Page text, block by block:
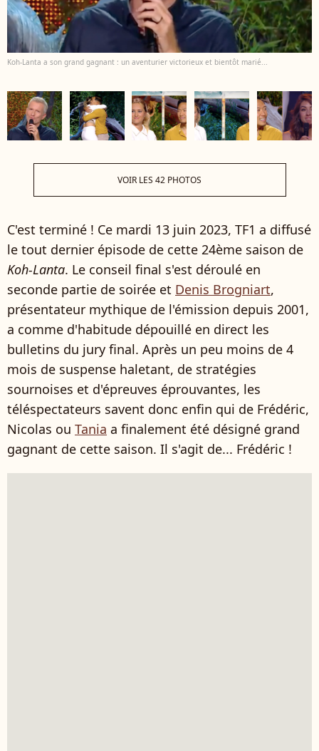
Koh-Lanta a son grand gagnant : un aventurier victorieux et bientôt marié...
VOIR LES 42 PHOTOS
C'est terminé ! Ce mardi 13 juin 2023, TF1 a diffusé
le tout dernier épisode de cette 24ème saison de
Koh-Lanta. Le conseil final s'est déroulé en
seconde partie de soirée et Denis Brogniart,
présentateur mythique de l'émission depuis 2001,
a comme d'habitude dépouillé en direct les
bulletins du jury final. Après un peu moins de 4
mois de suspense haletant, de stratégies
sournoises et d'épreuves éprouvantes, les
téléspectateurs savent donc enfin qui de Frédéric,
Nicolas ou Tania a finalement été désigné grand
gagnant de cette saison. Il s'agit de... Frédéric !